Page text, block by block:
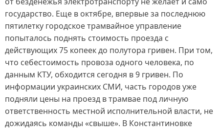
государство. Еще в октябре, впервые за последнюю
пятилетку городское трамвайное управление
попыталось поднять стоимость проезда с
действующих 75 копеек до полутора гривен. При том,
что себестоимость провоза одного человека, по
данным КТУ, обходится сегодня в 9 гривен. По
информации украинских СМИ, часть городов уже
подняли цены на проезд в трамвае под личную
ответственность местной исполнительной власти, не
дожидаясь команды «свыше». В Константиновке